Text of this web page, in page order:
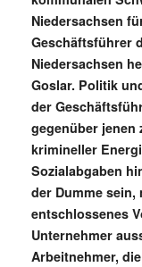
Niedersachsen
Geschäftsführer
Niedersachsen
Goslar. Politik
der
gegenüber jenen
krimineller
Sozialabgaben
der Dumme
entschlossenes
Unternehmer
Arbeitnehmer,